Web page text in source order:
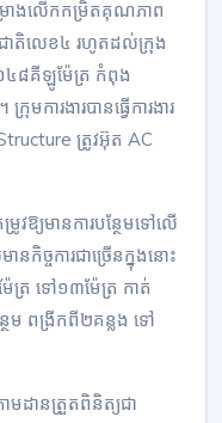
រោងលើកកម្រិតគុណភាព
ជាតិលេខ៤ រហូតដល់ក្រុង
១៤៨គីឡូម៉ែត្រ កំពុង
មការងារបានធ្វើការងារ
ត្រូវអ៊ុត AC
វឱ្យមានការបន្ថែមទៅលើ
កិច្ចការជាច្រើនក្នុងនោះ
ត្រ ទៅ១៣ម៉ែត្រ កាត់
ែម ពង្រីកពី២គន្លង ទៅ
មដានត្រួតពិនិត្យជា